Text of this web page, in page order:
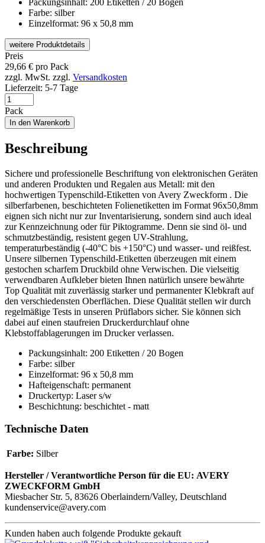
Farbe: silber
Einzelformat: 96 x 50,8 mm
weitere Produktdetails
Preis
29,66 € pro Pack
zzgl. MwSt. zzgl. Versandkosten
Lieferzeit: 5-7 Tage
Pack
In den Warenkorb
Beschreibung
Sichere und professionelle Beschriftung von elektronischen Geräten
und anderen Produkten und Regalen aus Metall: mit den
hochwertigen Typenschild-Etiketten von Avery Zweckform . Die
silberfarbenen, beschichteten Folienetiketten im Format 96x50,8mm
eignen sich nicht nur zur Inventarisierung, sondern sind auch ideal
zur Kennzeichnung oder für Piktogramme. Denn sie sind öl- und
schmutzbeständig, resistent gegen UV-Strahlung,
temperaturbeständig (-40°C bis +150°C) und wasser- und reißfest.
Unsere silbernen Typenschild-Etiketten überzeugen mit einem
gestochen scharfem Druckbild ohne Verwischen. Die vielseitig
verwendbaren Aufkleber bieten Ihnen natürlich unsere bewährte
Top Qualität mit zuverlässig starker und permanenter Klebkraft auf
den verschiedensten Oberflächen. Diese Qualität stellen wir durch
regelmäßige Tests in unseren Prüflabors sicher. Sie können sich
dabei auf einen staufreien Druckerdurchlauf ohne
Klebstoffablagerungen im Drucker verlassen.
Packungsinhalt: 200 Etiketten / 20 Bogen
Farbe: silber
Einzelformat: 96 x 50,8 mm
Hafteigenschaft: permanent
Druckertyp: Laser s/w
Beschichtung: beschichtet - matt
Technische Daten
Farbe: Silber
Hersteller / Verantwortliche Person für die EU: AVERY
ZWECKFORM GmbH
Miesbacher Str. 5, 83626 Oberlaindern/Valley, Deutschland
kundenservice@avery.com
Kunden haben auch folgende Produkte gekauft